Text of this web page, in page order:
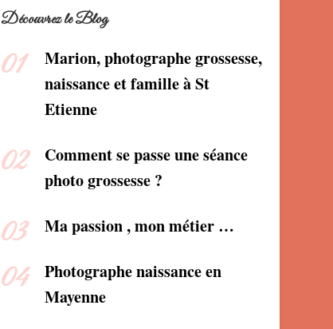
Découvrez le Blog
Marion, photographe grossesse,
naissance et famille à St
Etienne
Comment se passe une séance
photo grossesse ?
Ma passion , mon métier …
Photographe naissance en
Mayenne